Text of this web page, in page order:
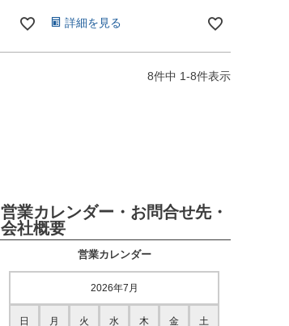
詳細を見る
8件中 1-8件表示
営業カレンダー・お問合せ先・
会社概要
営業カレンダー
2026年7月
日 月 火 水 木 金 土